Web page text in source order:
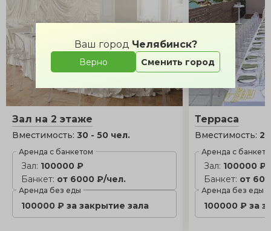
Ваш город Челябинск?
Верно Сменить город
Зал на 2 этаже
Вместимость: 30 - 50 чел.
Аренда с банкетом
Зал: 100000 ₽
Банкет: от 6000 ₽/чел.
Аренда без еды
100000 ₽ за закрытие зала
Терраса
Вместимость:
Аренда с
Зал: 100000 ₽
Банкет: от
Аренда без еды
100000 ₽ за